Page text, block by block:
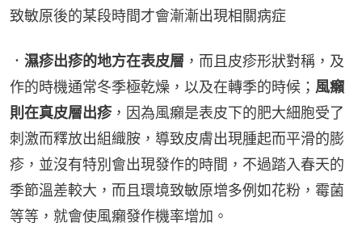
致敏原後的某段時間才會漸漸出現相關病症
． 濕疹出疹的地方在表皮層 ，而且皮疹形狀對稱，及
作的時機通常冬季極乾燥，以及在轉季的時候； 風癩
則在真皮層出疹，因為風癩是表皮下的肥大細胞受了
刺激而釋放出組織胺，導致皮膚出現腫起而平滑的膨
疹，並沒有特別會出現發作的時間，不過踏入春天的
季節溫差較大，而且環境致敏原增多例如花粉，霉菌
等等，就會使風癩發作機率增加。